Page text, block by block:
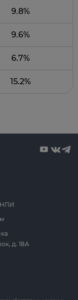
9.8%
9.6%
6.7%
15.2%
НПИ
д. 18А